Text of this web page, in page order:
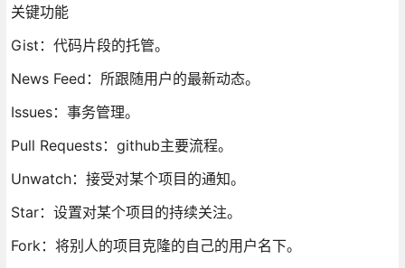
关键功能
Gist：代码片段的托管。
News Feed：所跟随用户的最新动态。
Issues：事务管理。
Pull Requests：github主要流程。
Unwatch：接受对某个项目的通知。
Star：设置对某个项目的持续关注。
Fork：将别人的项目克隆的自己的用户名下。